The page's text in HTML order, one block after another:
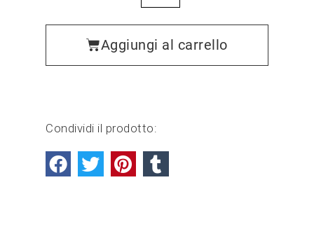
Aggiungi al carrello
Condividi il prodotto: